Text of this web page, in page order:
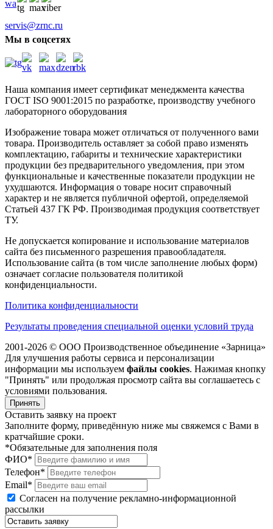
servis@zrnc.ru
Мы в соцсетях
Наша компания имеет сертификат менеджмента качества
ГОСТ ISO 9001:2015 по разработке, производству учебного
лабораторного оборудования
Изображение товара может отличаться от полученного вами
товара. Производитель оставляет за собой право изменять
комплектацию, габариты и технические характеристики
продукции без предварительного уведомления, при этом
функциональные и качественные показатели продукции не
ухудшаются. Информация о товаре носит справочный
характер и не является публичной офертой, определяемой
Статьей 437 ГК РФ. Производимая продукция соответствует
ТУ.
Не допускается копирование и использование материалов
сайта без письменного разрешения правообладателя.
Использование сайта (в том числе заполнение любых форм)
означает согласие пользователя политикой
конфиденциальности.
Политика конфиденциальности
Результаты проведения специальной оценки условий труда
2001-2026 © ООО Производственное объединение «Зарница»
Для улучшения работы сервиса и персонализации
информации мы используем файлы cookies. Нажимая кнопку
"Принять" или продолжая просмотр сайта вы соглашаетесь с
условиями пользования.
Принять
Оставить заявку на проект
Заполните форму, приведённую ниже мы свяжемся с Вами в
кратчайшие сроки.
*Обязательные для заполнения поля
ФИО*
Телефон*
Email*
Согласен на получение рекламно-информационной
рассылки